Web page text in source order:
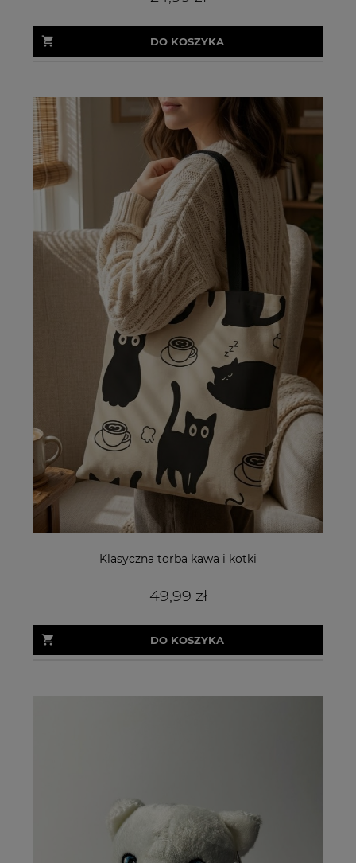
DO KOSZYKA
Klasyczna torba kawa i kotki
49,99 zł
DO KOSZYKA